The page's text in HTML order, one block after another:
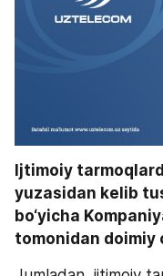
Ijtimoiy
yuzasidan kelib
bo‘yicha
tomonidan doimiy